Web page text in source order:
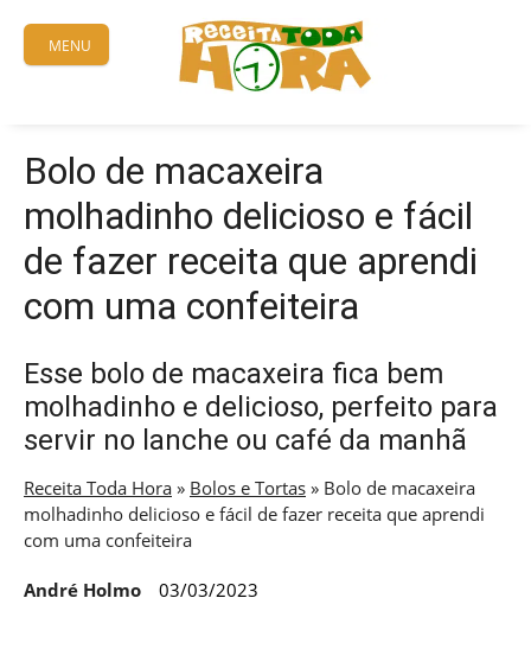
content
MENU
Bolo de macaxeira
molhadinho delicioso e fácil
de fazer receita que aprendi
com uma confeiteira
Esse bolo de macaxeira fica bem
molhadinho e delicioso, perfeito para
servir no lanche ou café da manhã
Receita Toda Hora » Bolos e Tortas » Bolo de macaxeira
molhadinho delicioso e fácil de fazer receita que aprendi
com uma confeiteira
André Holmo 03/03/2023